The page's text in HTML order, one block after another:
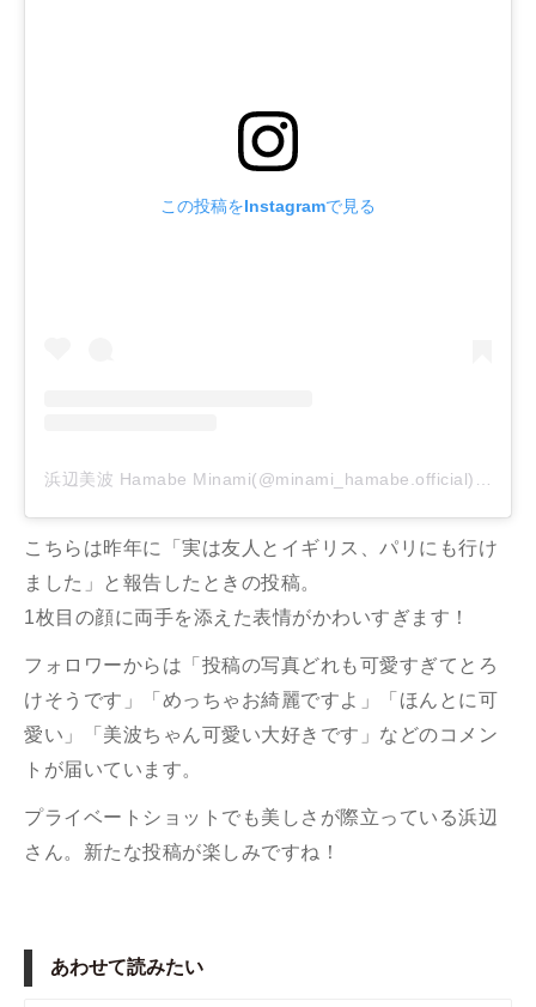
この投稿をInstagramで見る
浜辺美波 Hamabe Minami(@minami_hamabe.official)がシェアした投稿
こちらは昨年に「実は友人とイギリス、パリにも行け
ました」と報告したときの投稿。
1枚目の顔に両手を添えた表情がかわいすぎます！
フォロワーからは「投稿の写真どれも可愛すぎてとろ
けそうです」「めっちゃお綺麗ですよ」「ほんとに可
愛い」「美波ちゃん可愛い大好きです」などのコメン
トが届いています。
プライベートショットでも美しさが際立っている浜辺
さん。新たな投稿が楽しみですね！
あわせて読みたい